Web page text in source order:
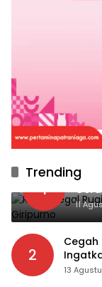
Trending
1
11
2
Cegah
13